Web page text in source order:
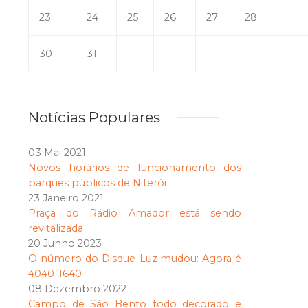
23 24 25 26 27 28
30 31
Notícias Populares
03 Mai 2021
Novos horários de funcionamento dos
parques públicos de Niterói
23 Janeiro 2021
Praça do Rádio Amador está sendo
revitalizada
20 Junho 2023
O número do Disque-Luz mudou: Agora é
4040-1640
08 Dezembro 2022
Campo de São Bento todo decorado e